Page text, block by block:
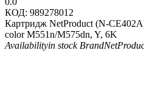
КОД: 989278012
Картридж NetProduct (N-
color M551n/M575dn, Y, 6K
Availabilityin stock Brand